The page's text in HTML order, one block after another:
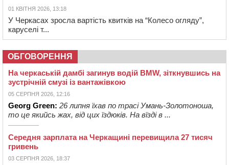
01 КВІТНЯ 2026, 13:18
У Черкасах зросла вартість квитків на “Колесо огляду”,
каруселі т...
ОБГОВОРЕННЯ
На черкаській дамбі загинув водій BMW, зіткнувшись на
зустрічній смузі із вантажівкою
05 СЕРПНЯ 2026, 12:16
Georg Green: 26 липня їхав по трасі Умань-Золотоноша,
то це якийсь жах, від цих їздюків. На вїзді в ...
Середня зарплата на Черкащині перевищила 27 тисяч
гривень
03 СЕРПНЯ 2026, 18:37